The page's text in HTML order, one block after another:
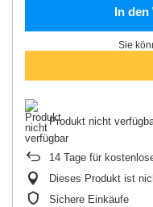
In den
Sie
Produkt nicht
14 Tage für
Dieses Produkt ist
Sichere Einkäufe